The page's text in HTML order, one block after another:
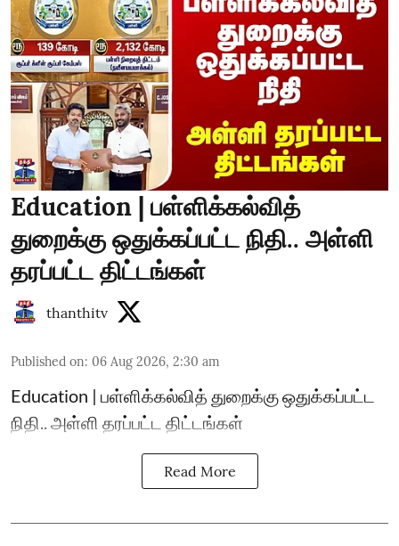
Education | பள்ளிக்கல்வித்
துறைக்கு ஒதுக்கப்பட்ட நிதி.. அள்ளி
தரப்பட்ட திட்டங்கள்
thanthitv
Published on: 06 Aug 2026, 2:30 am
Education | பள்ளிக்கல்வித் துறைக்கு ஒதுக்கப்பட்ட
நிதி.. அள்ளி தரப்பட்ட திட்டங்கள்
Read More